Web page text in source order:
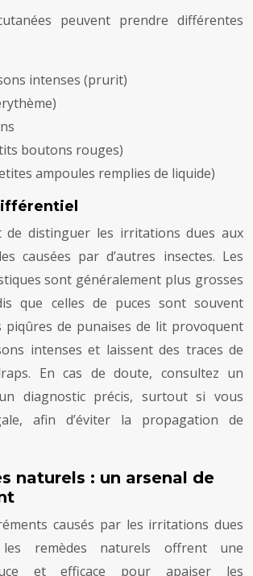
peuvent prendre différentes
intenses (prurit)
boutons rouges)
ampoules remplies de liquide)
distinguer les irritations dues aux
causées par d’autres insectes. Les
sont généralement plus grosses
que celles de puces sont souvent
piqûres de punaises de lit provoquent
intenses et laissent des traces de
En cas de doute, consultez un
diagnostic précis, surtout si vous
afin d’éviter la propagation de
naturels : un arsenal de
causés par les irritations dues
remèdes naturels offrent une
et efficace pour apaiser les